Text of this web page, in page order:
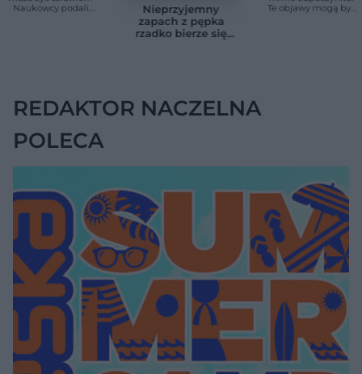
Naukowcy podali
Nieprzyjemny
zapach z pępka
rzadko bierze się
Te objawy mogą być
REDAKTOR NACZELNA
POLECA